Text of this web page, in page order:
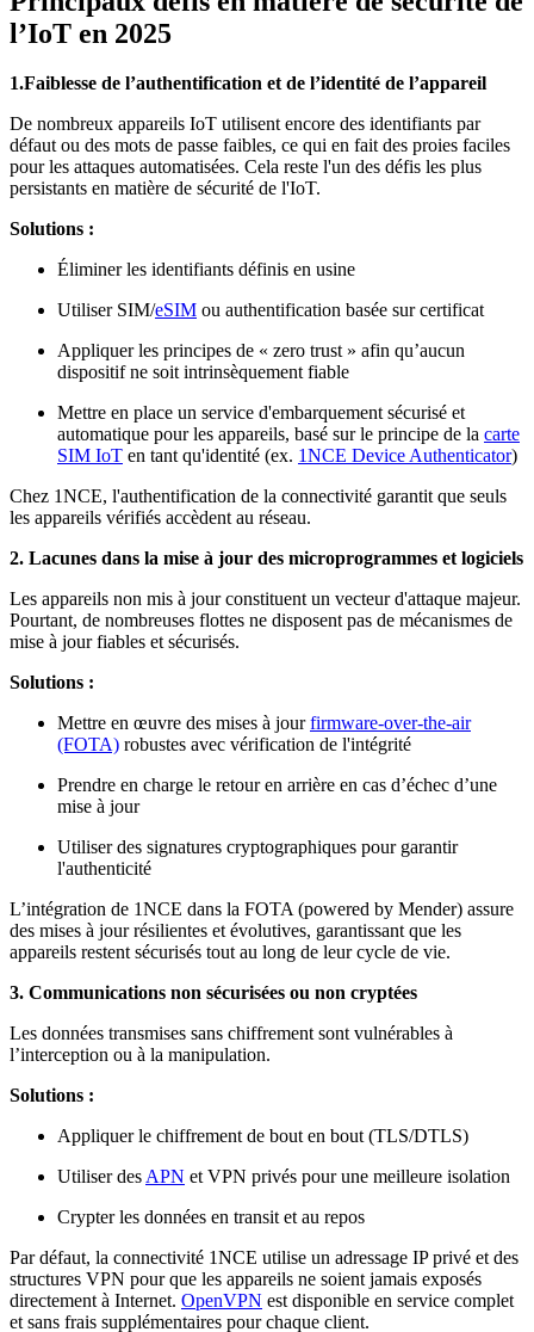
l’IoT en 2025
1.Faiblesse de l’authentification et de l’identité de l’appareil
De nombreux appareils IoT utilisent encore des identifiants par
défaut ou des mots de passe faibles, ce qui en fait des proies faciles
pour les attaques automatisées. Cela reste l'un des défis les plus
persistants en matière de sécurité de l'IoT.
Solutions :
Éliminer les identifiants définis en usine
Utiliser SIM/eSIM ou authentification basée sur certificat
Appliquer les principes de « zero trust » afin qu’aucun
dispositif ne soit intrinsèquement fiable
Mettre en place un service d'embarquement sécurisé et
automatique pour les appareils, basé sur le principe de la carte
SIM IoT en tant qu'identité (ex. 1NCE Device Authenticator)
Chez 1NCE, l'authentification de la connectivité garantit que seuls
les appareils vérifiés accèdent au réseau.
2. Lacunes dans la mise à jour des microprogrammes et logiciels
Les appareils non mis à jour constituent un vecteur d'attaque majeur.
Pourtant, de nombreuses flottes ne disposent pas de mécanismes de
mise à jour fiables et sécurisés.
Solutions :
Mettre en œuvre des mises à jourfirmware-over-the-air
(FOTA) robustes avec vérification de l'intégrité
Prendre en charge le retour en arrière en cas d’échec d’une
mise à jour
Utiliser des signatures cryptographiques pour garantir
l'authenticité
L’intégration de 1NCE dans la FOTA (powered by Mender) assure
des mises à jour résilientes et évolutives, garantissant que les
appareils restent sécurisés tout au long de leur cycle de vie.
3. Communications non sécurisées ou non cryptées
Les données transmises sans chiffrement sont vulnérables à
l’interception ou à la manipulation.
Solutions :
Appliquer le chiffrement de bout en bout (TLS/DTLS)
Utiliser desAPN et VPN privés pour une meilleure isolation
Crypter les données en transit et au repos
Par défaut, la connectivité 1NCE utilise un adressage IP privé et des
structures VPN pour que les appareils ne soient jamais exposés
directement à Internet. OpenVPN est disponible en service complet
et sans frais supplémentaires pour chaque client.